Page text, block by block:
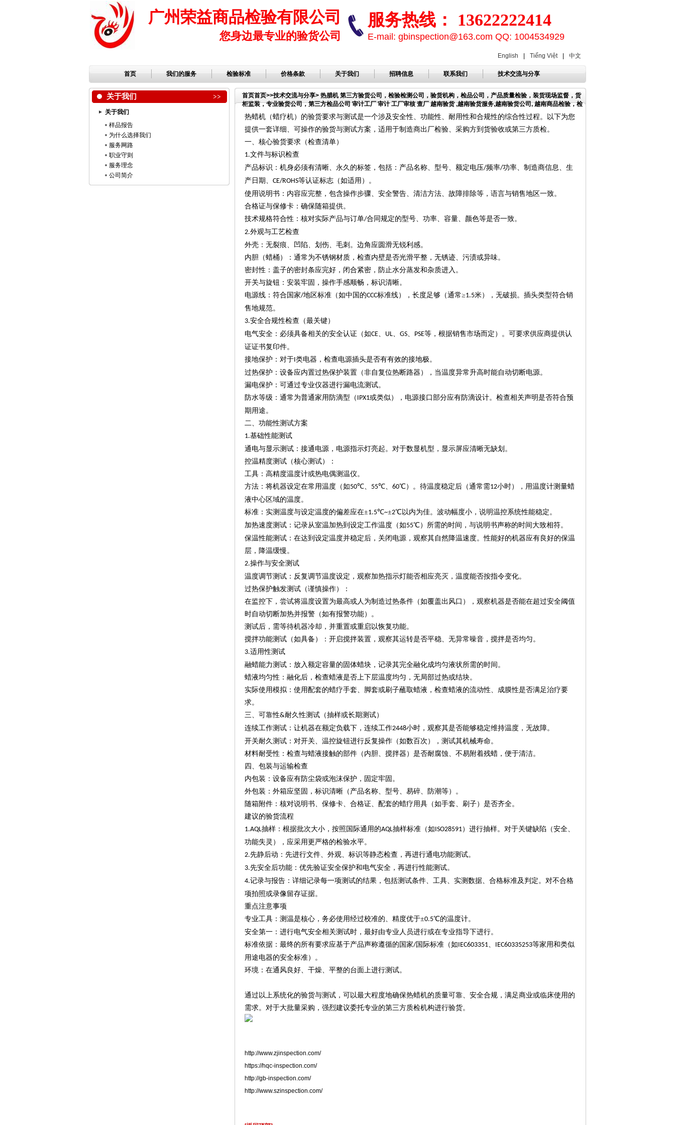
广州荣益商品检验有限公司
您身边最专业的验货公司
服务热线： 13622222414
E-mail: gbinspection@163.com QQ: 1004534929
English Tiếng Việt 中文
首页 我们的服务 检验标准 价格条款 关于我们 招聘信息 联系我们 技术交流与分享
关于我们
关于我们
样品报告
为什么选择我们
服务网路
职业守则
服务理念
公司简介
首页首页>>技术交流与分享> 热腊机 第三方验货公司，检验检测公司，验货机构，检品公司，产品质量检验，装货现场监督，货
柜监装，专业验货公司，第三方检品公司 审计工厂 审计 工厂审核 查厂 越南验货 ,越南验货服务,越南验货公司, 越南商品检验，检
品公司，服装检品，鞋子检品公司，环境辐射 环境辐射量 QC验货
热蜡机（蜡疗机）的验货要求与测试是一个涉及安全性、功能性、耐用性和合规性的综合性过程。以下为您
提供一套详细、可操作的验货与测试方案，适用于制造商出厂检验、采购方到货验收或第三方质检。
一、核心验货要求（检查清单）
1.文件与标识检查
产品标识：机身必须有清晰、永久的标签，包括：产品名称、型号、额定电压/频率/功率、制造商信息、生
产日期、 CE/ROHS等认证标志（如适用）。
使用说明书：内容应完整，包含操作步骤、安全警告、清洁方法、故障排除等，语言与销售地区一致。
合格证与保修卡：确保随箱提供。
技术规格符合性：核对实际产品与订单/合同规定的型号、功率、容量、颜色等是否一致。
2.外观与工艺检查
外壳：无裂痕、凹陷、划伤、毛刺。边角应圆滑无锐利感。
内胆（蜡桶）：通常为不锈钢材质，检查内壁是否光滑平整，无锈迹、污渍或异味。
密封性：盖子的密封条应完好，闭合紧密，防止水分蒸发和杂质进入。
开关与旋钮：安装牢固，操作手感顺畅，标识清晰。
电源线：符合国家/地区标准（如中国的CCC标准线），长度足够（通常≥1.5米），无破损。插头类型符合销
售地规范。
3.安全合规性检查（最关键）
电气安全：必须具备相关的安全认证（如CE、 UL、 GS、 PSE等，根据销售市场而定）。可要求供应商提供认
证证书复印件。
接地保护：对于I类电器，检查电源插头是否有有效的接地极。
过热保护：设备应内置过热保护装置（非自复位热断路器），当温度异常升高时能自动切断电源。
漏电保护：可通过专业仪器进行漏电流测试。
防水等级：通常为普通家用防滴型（ IPX1或类似），电源接口部分应有防滴设计。检查相关声明是否符合预
期用途。
二、功能性测试方案
1.基础性能测试
通电与显示测试：接通电源，电源指示灯亮起。对于数显机型，显示屏应清晰无缺划。
控温精度测试（核心测试）：
工具：高精度温度计或热电偶测温仪。
方法：将机器设定在常用温度（如50℃、 55℃、 60℃）。待温度稳定后（通常需12小时），用温度计测量蜡
液中心区域的温度。
标准：实测温度与设定温度的偏差应在±1.5℃~±2℃以内为佳。波动幅度小，说明温控系统性能稳定。
加热速度测试：记录从室温加热到设定工作温度（如55℃）所需的时间，与说明书声称的时间大致相符。
保温性能测试：在达到设定温度并稳定后，关闭电源，观察其自然降温速度。性能好的机器应有良好的保温
层，降温缓慢。
2.操作与安全测试
温度调节测试：反复调节温度设定，观察加热指示灯能否相应亮灭，温度能否按指令变化。
过热保护触发测试（谨慎操作）：
在监控下，尝试将温度设置为最高或人为制造过热条件（如覆盖出风口），观察机器是否能在超过安全阈值
时自动切断加热并报警（如有报警功能）。
测试后，需等待机器冷却，并重置或重启以恢复功能。
搅拌功能测试（如具备）：开启搅拌装置，观察其运转是否平稳、无异常噪音，搅拌是否均匀。
3.适用性测试
融蜡能力测试：放入额定容量的固体蜡块，记录其完全融化成均匀液状所需的时间。
蜡液均匀性：融化后，检查蜡液是否上下层温度均匀，无局部过热或结块。
实际使用模拟：使用配套的蜡疗手套、脚套或刷子蘸取蜡液，检查蜡液的流动性、成膜性是否满足治疗要
求。
三、可靠性&耐久性测试（抽样或长期测试）
连续工作测试：让机器在额定负载下，连续工作2448小时，观察其是否能够稳定维持温度，无故障。
开关耐久测试：对开关、温控旋钮进行反复操作（如数百次），测试其机械寿命。
材料耐受性：检查与蜡液接触的部件（内胆、搅拌器）是否耐腐蚀、不易附着残蜡，便于清洁。
四、包装与运输检查
内包装：设备应有防尘袋或泡沫保护，固定牢固。
外包装：外箱应坚固，标识清晰（产品名称、型号、易碎、防潮等）。
随箱附件：核对说明书、保修卡、合格证、配套的蜡疗用具（如手套、刷子）是否齐全。
建议的验货流程
1.AQL抽样：根据批次大小，按照国际通用的AQL抽样标准（如ISO28591）进行抽样。对于关键缺陷（安全、
功能失灵），应采用更严格的检验水平。
2.先静后动：先进行文件、外观、标识等静态检查，再进行通电功能测试。
3.先安全后功能：优先验证安全保护和电气安全，再进行性能测试。
4.记录与报告：详细记录每一项测试的结果，包括测试条件、工具、实测数据、合格标准及判定。对不合格
项拍照或录像留存证据。
重点注意事项
专业工具：测温是核心，务必使用经过校准的、精度优于±0.5℃的温度计。
安全第一：进行电气安全相关测试时，最好由专业人员进行或在专业指导下进行。
标准依据：最终的所有要求应基于产品声称遵循的国家/国际标准（如IEC603351、 IEC60335253等家用和类似
用途电器的安全标准）。
环境：在通风良好、干燥、平整的台面上进行测试。
通过以上系统化的验货与测试，可以最大程度地确保热蜡机的质量可靠、安全合规，满足商业或临床使用的
需求。对于大批量采购，强烈建议委托专业的第三方质检机构进行验货。
http://www.zjinspection.com/
https://hqc-inspection.com/
http://gb-inspection.com/
http://www.szinspection.com/